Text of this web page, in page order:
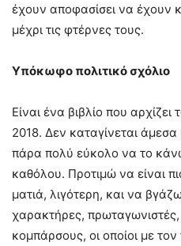
έχουν αποφασίσει να έχουν
μέχρι τις φτέρνες τους.
Υπόκωφο πολιτικό σχόλιο
Είναι ένα βιβλίο που αρχίζει
2018. Δεν καταγίνεται
πάρα πολύ εύκολο να το
καθόλου. Προτιμώ να είναι
ματιά, λιγότερη, και να
χαρακτήρες, πρωταγωνιστές,
κομπάρσους, οι οποίοι με